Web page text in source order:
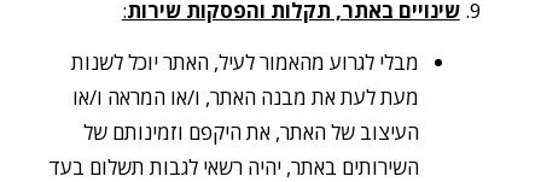
שינויים באתר, תקלות והפסקות שירות:
מבלי לגרוע מהאמור לעיל, האתר יוכל לשנות
מעת לעת את מבנה האתר, ו/או המראה ו/או
העיצוב של האתר, את היקפם וזמינותם של
השירותים באתר, יהיה רשאי לגבות תשלום בעד